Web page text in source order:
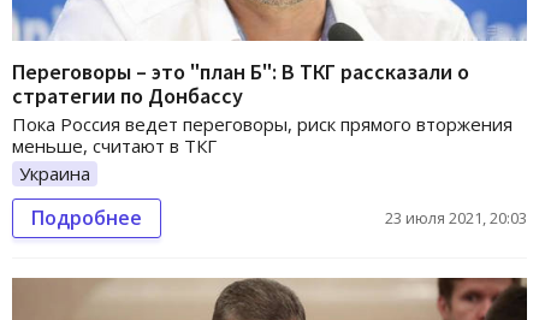
Переговоры – это "план Б": В ТКГ рассказали о
стратегии по Донбассу
Пока Россия ведет переговоры, риск прямого вторжения
меньше, считают в ТКГ
Украина
Подробнее 23 июля 2021, 20:03